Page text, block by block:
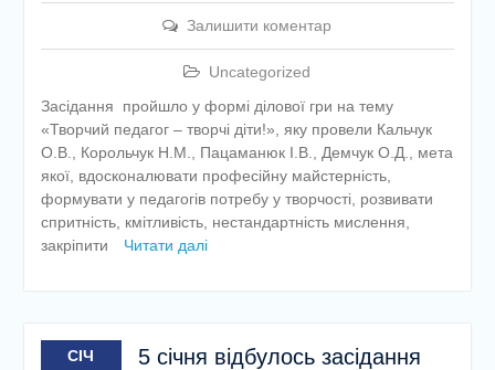
Залишити коментар
Uncategorized
Засідання пройшло у формі ділової гри на тему
«Творчий педагог – творчі діти!», яку провели Кальчук
О.В., Корольчук Н.М., Пацаманюк І.В., Демчук О.Д., мета
якої, вдосконалювати професійну майстерність,
формувати у педагогів потребу у творчості, розвивати
спритність, кмітливість, нестандартність мислення,
закріпити
Читати далі
СІЧ
5 січня відбулось засідання